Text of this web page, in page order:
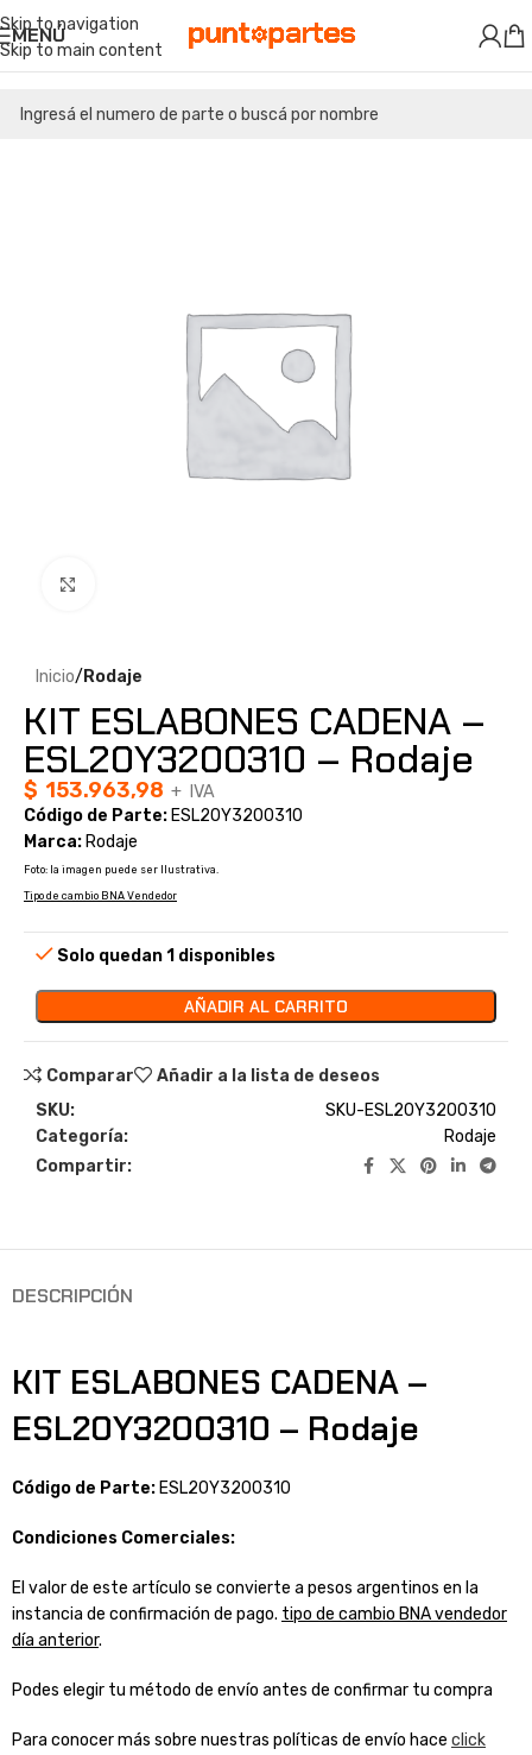
Skip to navigation
Skip to main content
MENÚ
Inicio Rodaje
KIT ESLABONES CADENA –
ESL20Y3200310 – Rodaje
$ 153.963,98 + IVA
Código de Parte: ESL20Y3200310
Marca: Rodaje
Foto: la imagen puede ser Ilustrativa.
Tipo de cambio BNA Vendedor
Solo quedan 1 disponibles
AÑADIR AL CARRITO
Comparar
Añadir a la lista de deseos
SKU:
SKU-ESL20Y3200310
Categoría:
Rodaje
Compartir:
DESCRIPCIÓN
KIT ESLABONES CADENA –
ESL20Y3200310 – Rodaje
Código de Parte: ESL20Y3200310
Condiciones Comerciales:
El valor de este artículo se convierte a pesos argentinos en la
instancia de confirmación de pago. tipo de cambio BNA vendedor
día anterior.
Podes elegir tu método de envío antes de confirmar tu compra
Para conocer más sobre nuestras políticas de envío hace click